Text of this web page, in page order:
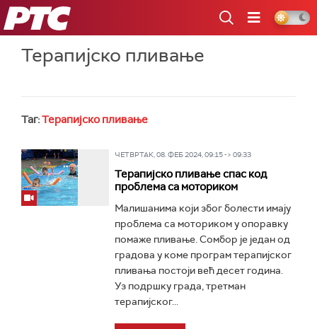
РТС
Терапијско пливање
Таг:Терапијско пливање
ЧЕТВРТАК, 08. ФЕБ 2024, 09:15 -> 09:33
Терапијско пливање спас код
проблема са моториком
Малишанима који због болести имају
проблема са моториком у опоравку
помаже пливање. Сомбор је један од
градова у коме програм терапијског
пливања постоји већ десет година.
Уз подршку града, третман
терапијског...